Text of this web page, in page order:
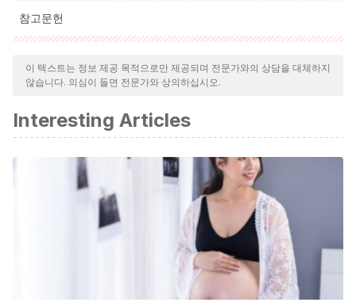
참고문헌
인용된 모든 출처는 우리 팀에 의해 집요하게 검토되어 질의의 질,
신뢰성, 시대에 맞음 및 타당성을 보장하기 위해 처리되었습니다.
이 문서의 참고 문헌은 신뢰성이 있으며 학문적 또는 과학적으로 정
(1986). Vínculos afectivos: formación,
desarrollo y pérdida. Madrid: Morata.
Bowlby, J. (1995). Teoría del apego.Lebovici, Weil-
Garrido-Rojas, L.
(2006). Apego, emoción y regulación
emocional. Implicaciones para la salud.
Revista
latinoamericana de psicología , 38 (3), 493-507.
https://www.redalyc.org/pdf/805/80538304.pdf
이 텍스트는 정보 제공 목적으로만 제공되며 전문가와의 상담을 대체하지
않습니다. 의심이 들면 전문가와 상의하십시오.
Interesting Articles